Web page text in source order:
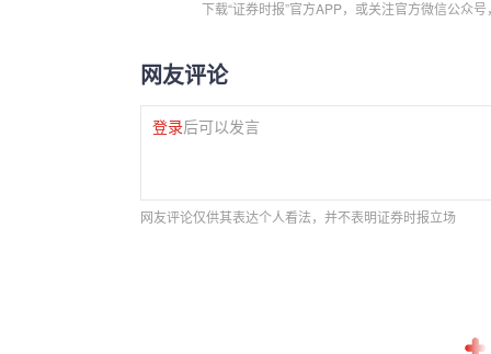
下载“证券时报”官方APP，或关注官方微信公众
网友评论
登录后可以发言
网友评论仅供其表达个人看法，并不表明证券时报立场